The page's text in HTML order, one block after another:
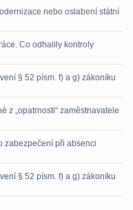
nebo oslabení státní
Co odhalily kontroly
§ 52 písm. f) a g) zákoníku
z „opatrnosti“ zaměstnavatele
zabezpečení při absenci
§ 52 písm. f) a g) zákoníku